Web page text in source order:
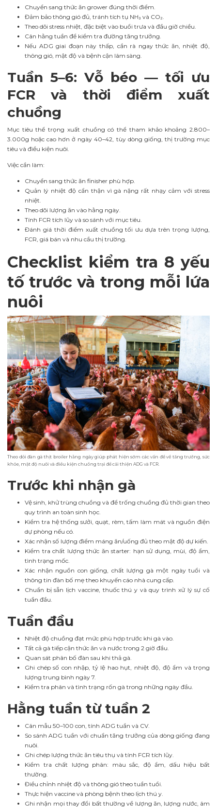
Chuyển sang thức ăn grower đúng thời điểm.
Đảm bảo thông gió đủ, tránh tích tụ NH₃ và CO₂.
Theo dõi stress nhiệt, đặc biệt vào buổi trưa và đầu giờ chiều.
Cân hằng tuần để kiểm tra đường tăng trưởng.
Nếu ADG giai đoạn này thấp, cần rà ngay thức ăn, nhiệt độ,
thông gió, mật độ và bệnh cận lâm sàng.
Tuần 5–6: Vỗ béo — tối ưu
FCR và thời điểm xuất
chuồng
Mục tiêu thể trọng xuất chuồng có thể tham khảo khoảng 2.800–
3.000g hoặc cao hơn ở ngày 40–42, tùy dòng giống, thị trường mục
tiêu và điều kiện nuôi.
Việc cần làm:
Chuyển sang thức ăn finisher phù hợp.
Quản lý nhiệt độ cẩn thận vì gà nặng rất nhạy cảm với stress
nhiệt.
Theo dõi lượng ăn vào hằng ngày.
Tính FCR tích lũy và so sánh với mục tiêu.
Đánh giá thời điểm xuất chuồng tối ưu dựa trên trọng lượng,
FCR, giá bán và nhu cầu thị trường.
Checklist kiểm tra 8 yếu
tố trước và trong mỗi lứa
nuôi
Theo dõi đàn gà thịt broiler hằng ngày giúp phát hiện sớm các vấn đề về tăng trưởng, sức
khỏe, mật độ nuôi và điều kiện chuồng trại để cải thiện ADG và FCR.
Trước khi nhận gà
Vệ sinh, khử trùng chuồng và để trống chuồng đủ thời gian theo
quy trình an toàn sinh học.
Kiểm tra hệ thống sưởi, quạt, rèm, tấm làm mát và nguồn điện
dự phòng nếu có.
Xác nhận số lượng điểm máng ăn/uống đủ theo mật độ dự kiến.
Kiểm tra chất lượng thức ăn starter: hạn sử dụng, mùi, độ ẩm,
tình trạng mốc.
Xác nhận nguồn con giống, chất lượng gà một ngày tuổi và
thông tin đàn bố mẹ theo khuyến cáo nhà cung cấp.
Chuẩn bị sẵn lịch vaccine, thuốc thú y và quy trình xử lý sự cố
tuần đầu.
Tuần đầu
Nhiệt độ chuồng đạt mức phù hợp trước khi gà vào.
Tất cả gà tiếp cận thức ăn và nước trong 2 giờ đầu.
Quan sát phân bố đàn sau khi thả gà.
Ghi chép số con nhập, tỷ lệ hao hụt, nhiệt độ, độ ẩm và trọng
lượng trung bình ngày 7.
Kiểm tra phân và tình trạng rốn gà trong những ngày đầu.
Hằng tuần từ tuần 2
Cân mẫu 50–100 con, tính ADG tuần và CV.
So sánh ADG tuần với chuẩn tăng trưởng của dòng giống đang
nuôi.
Ghi chép lượng thức ăn tiêu thụ và tính FCR tích lũy.
Kiểm tra chất lượng phân: màu sắc, độ ẩm, dấu hiệu bất
thường.
Điều chỉnh nhiệt độ và thông gió theo tuần tuổi.
Thực hiện vaccine và phòng bệnh theo lịch thú y.
Ghi nhận mọi thay đổi bất thường về lượng ăn, lượng nước, âm